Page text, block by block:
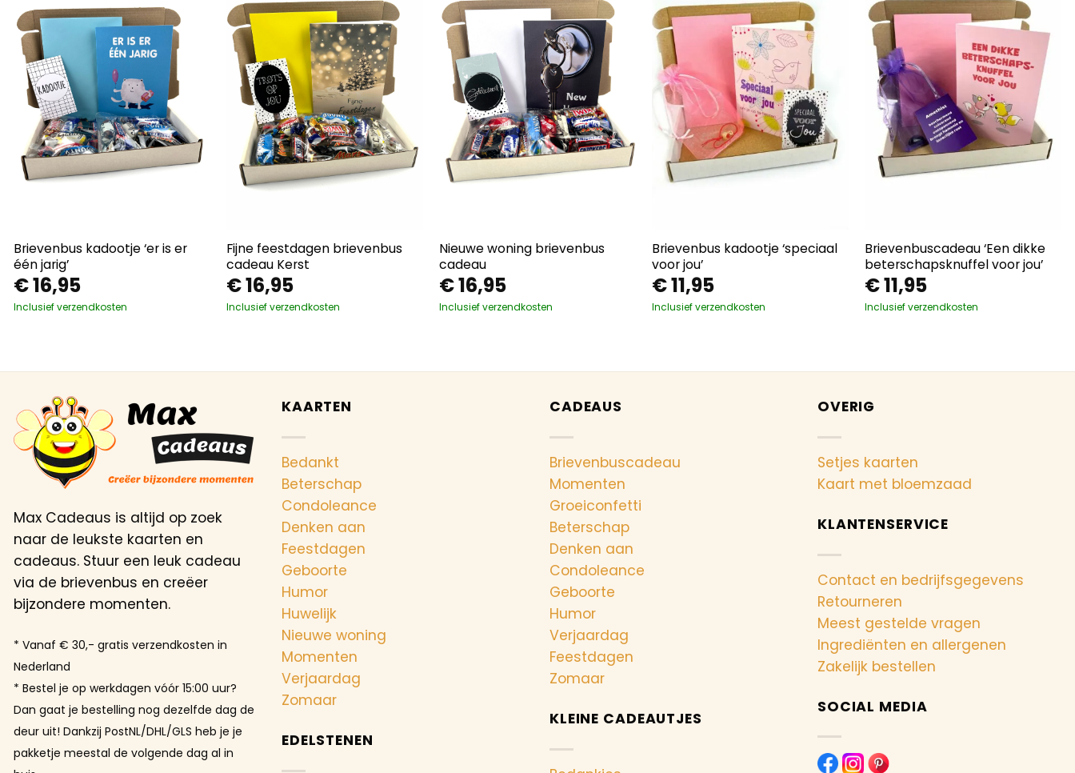
Brievenbus kadootje ‘er is er
één jarig’
€16,95
Inclusief verzendkosten
Fijne feestdagen brievenbus
cadeau Kerst
€16,95
Inclusief verzendkosten
Nieuwe woning brievenbus
cadeau
€16,95
Inclusief verzendkosten
Brievenbus kadootje ‘speciaal
voor jou’
€11,95
Inclusief verzendkosten
Brievenbuscadeau ‘Een dikke
beterschapsknuffel voor jou’
€11,95
Inclusief verzendkosten
Max Cadeaus is altijd op zoek
naar de leukste kaarten en
cadeaus. Stuur een leuk cadeau
via de brievenbus en creëer
bijzondere momenten.
* Vanaf € 30,- gratis verzendkosten in
Nederland
* Bestel je op werkdagen vóór 15:00 uur?
Dan gaat je bestelling nog dezelfde dag de
deur uit! Dankzij PostNL/DHL/GLS heb je je
pakketje meestal de volgende dag al in
KAARTEN
Bedankt
Beterschap
Condoleance
Denken aan
Feestdagen
Geboorte
Humor
Huwelijk
Nieuwe woning
Momenten
Verjaardag
Zomaar
EDELSTENEN
CADEAUS
Brievenbuscadeau
Momenten
Groeiconfetti
Beterschap
Denken aan
Condoleance
Geboorte
Humor
Verjaardag
Feestdagen
Zomaar
KLEINE CADEAUTJES
OVERIG
Setjes kaarten
Kaart met bloemzaad
KLANTENSERVICE
Contact en bedrijfsgegevens
Retourneren
Meest gestelde vragen
Ingrediënten en allergenen
Zakelijk bestellen
SOCIAL MEDIA